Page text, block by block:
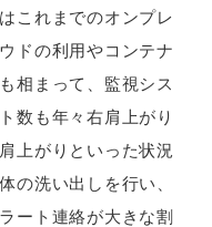
これまでのオンプレ
ドの利用やコンテナ
相まって、監視シス
数も年々右肩上がり
上がりといった状況
の洗い出しを行い、
ート連絡が大きな割